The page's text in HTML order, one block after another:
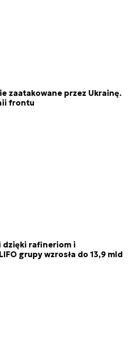
zaatakowane przez Ukrainę.
frontu
dzięki rafineriom i
grupy wzrosła do 13,9 mld